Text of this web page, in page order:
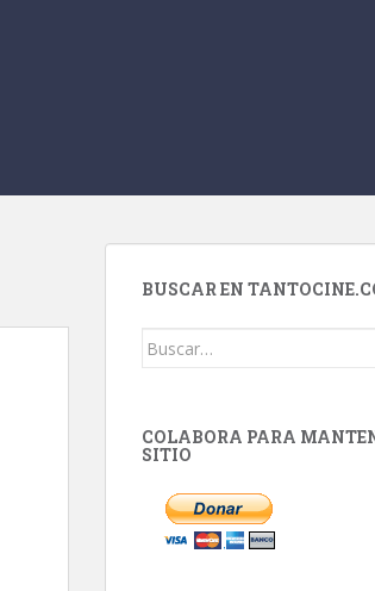
BUSCAR EN
Buscar:
COLABORA PARA
SITIO